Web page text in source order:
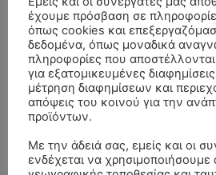
- Advertisment -
έχουμε πρόσβαση σε
όπως cookies και
δεδομένα, όπως μοναδικά
πληροφορίες που
για εξατομικευμένες
μέτρηση διαφημίσεων και
απόψεις του κοινού για την
προϊόντων.
Με την άδειά σας, εμείς και οι
ενδέχεται να χρησιμοποιήσουμε